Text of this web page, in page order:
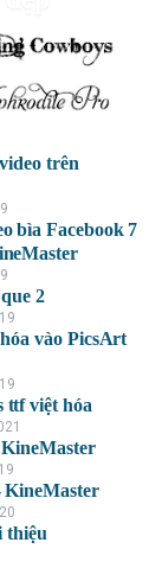
trên
bìa Facebook 7
2
vào PicsArt
ttf việt hóa
KineMaster
thiệu